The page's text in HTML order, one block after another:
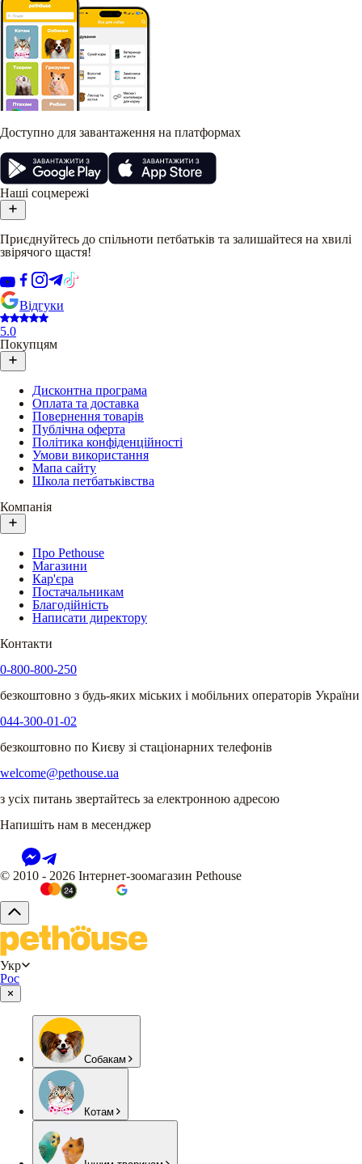
Доступно для завантаження на платформах
Наші соцмережі
Приєднуйтесь до спільноти петбатьків та залишайтеся на хвилі
звірячого щастя!
Відгуки
5.0
Покупцям
Дисконтна програма
Оплата та доставка
Повернення товарів
Публічна оферта
Політика конфіденційності
Умови використання
Мапа сайту
Школа петбатьківства
Компанія
Про Pethouse
Магазини
Кар'єра
Постачальникам
Благодійність
Написати директору
Контакти
0-800-800-250
безкоштовно з будь-яких міських і мобільних операторів України
044-300-01-02
безкоштовно по Києву зі стаціонарних телефонів
welcome@pethouse.ua
з усіх питань звертайтесь за електронною адресою
Напишіть нам в месенджер
© 2010 - 2026 Інтернет-зоомагазин Pethouse
Укр
Рос
Собакам
Котам